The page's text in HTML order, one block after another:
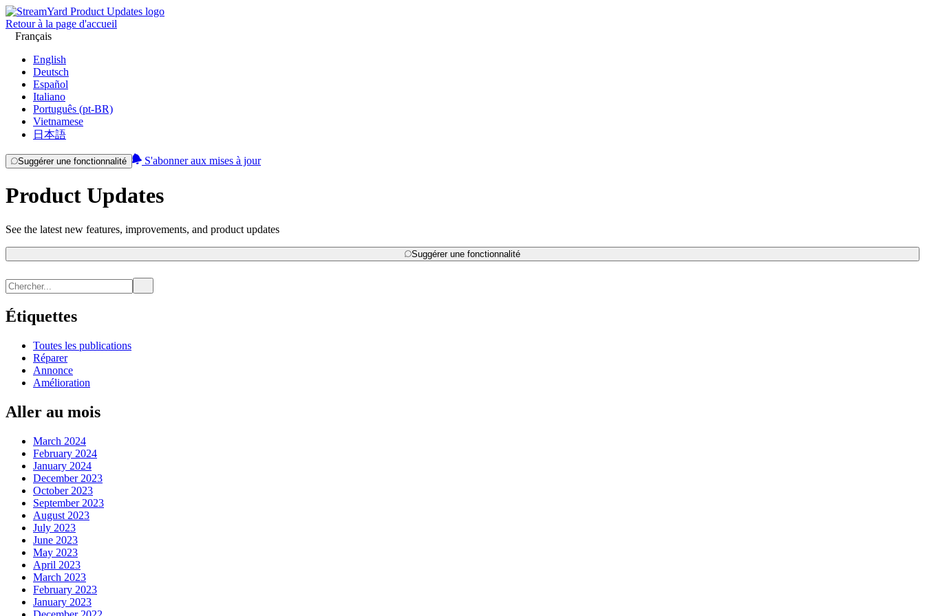
Retour à la page d'accueil
Français
English
Deutsch
Español
Italiano
Português (pt-BR)
Vietnamese
日本語
Suggérer une fonctionnalité S'abonner aux mises à jour
Product Updates
See the latest new features, improvements, and product updates
Suggérer une fonctionnalité
Étiquettes
Toutes les publications
Réparer
Annonce
Amélioration
Aller au mois
March 2024
February 2024
January 2024
December 2023
October 2023
September 2023
August 2023
July 2023
June 2023
May 2023
April 2023
March 2023
February 2023
January 2023